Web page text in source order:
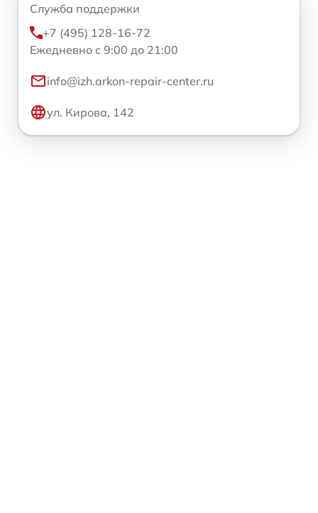
Служба поддержки
+7 (495) 128-16-72
Ежедневно с 9:00 до 21:00
info@izh.arkon-repair-center.ru
ул. Кирова, 142